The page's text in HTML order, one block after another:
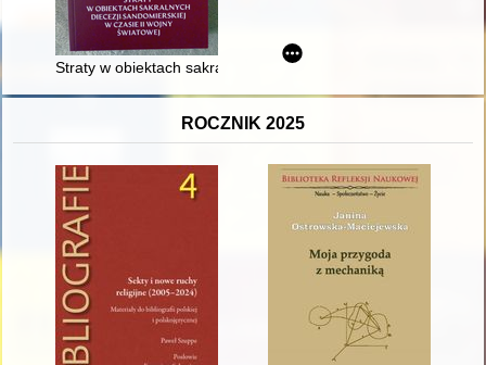
Straty w obiektach sakralnych dekanatu opatowskiego
ROCZNIK 2025